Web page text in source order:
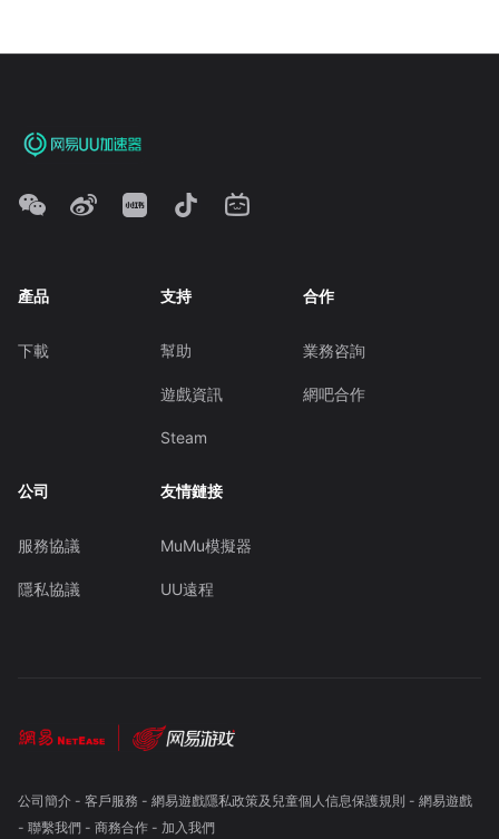
產品
下載
支持
幫助
遊戲資訊
Steam
合作
業務咨詢
網吧合作
公司
服務協議
隱私協議
友情鏈接
MuMu模擬器
UU遠程
公司簡介- 客戶服務 - 網易遊戲隱私政策及兒童個人信息保護規則 - 網易遊戲
- 聯繫我們- 商務合作- 加入我們